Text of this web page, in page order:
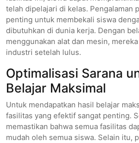
telah dipelajari di kelas. Pengalaman
penting untuk membekali siswa
dibutuhkan di dunia kerja. Dengan
menggunakan alat dan mesin,
industri setelah lulus.
Optimalisasi Sarana
Belajar Maksimal
Untuk mendapatkan hasil belajar
fasilitas yang efektif sangat penting.
memastikan bahwa semua fasilitas
mudah oleh semua siswa. Selain itu,